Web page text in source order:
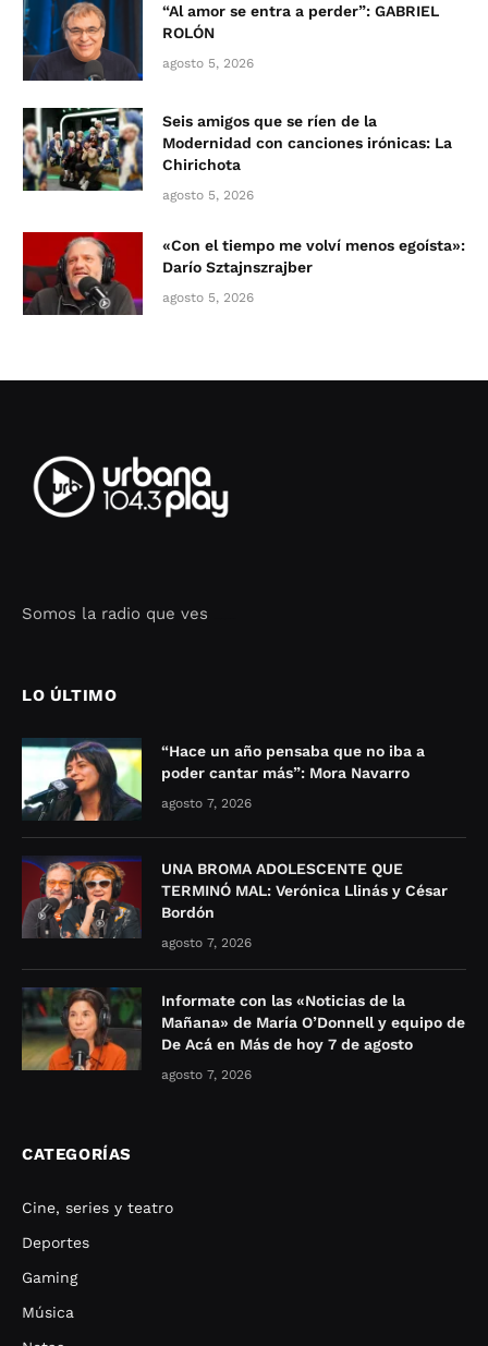
“Al amor se entra a perder”: GABRIEL
ROLÓN
agosto 5, 2026
Seis amigos que se ríen de la
Modernidad con canciones irónicas: La
Chirichota
agosto 5, 2026
«Con el tiempo me volví menos egoísta»:
Darío Sztajnszrajber
agosto 5, 2026
Somos la radio que ves
LO ÚLTIMO
“Hace un año pensaba que no iba a
poder cantar más”: Mora Navarro
agosto 7, 2026
UNA BROMA ADOLESCENTE QUE
TERMINÓ MAL: Verónica Llinás y César
Bordón
agosto 7, 2026
Informate con las «Noticias de la
Mañana» de María O’Donnell y equipo de
De Acá en Más de hoy 7 de agosto
agosto 7, 2026
CATEGORÍAS
Cine, series y teatro
Deportes
Gaming
Música